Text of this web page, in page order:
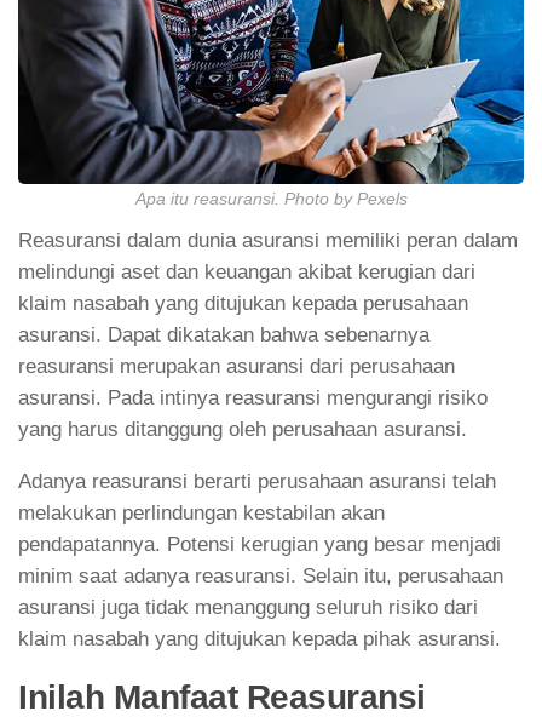
Apa itu reasuransi. Photo by Pexels
Reasuransi dalam dunia asuransi memiliki peran dalam
melindungi aset dan keuangan akibat kerugian dari
klaim nasabah yang ditujukan kepada perusahaan
asuransi. Dapat dikatakan bahwa sebenarnya
reasuransi merupakan asuransi dari perusahaan
asuransi. Pada intinya reasuransi mengurangi risiko
yang harus ditanggung oleh perusahaan asuransi.
Adanya reasuransi berarti perusahaan asuransi telah
melakukan perlindungan kestabilan akan
pendapatannya. Potensi kerugian yang besar menjadi
minim saat adanya reasuransi. Selain itu, perusahaan
asuransi juga tidak menanggung seluruh risiko dari
klaim nasabah yang ditujukan kepada pihak asuransi.
Inilah Manfaat Reasuransi